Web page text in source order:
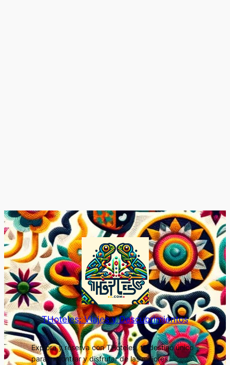
THoteles: Viajes y Descubrimientos
Explora y reserva con THoteles, tu destino único
para encontrar y disfrutar de las mejores